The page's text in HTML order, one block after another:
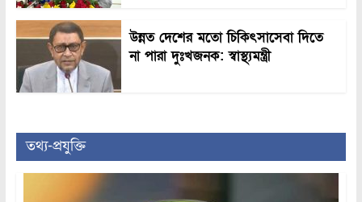
উন্নত দেশের মতো চিকিৎসাসেবা দিতে
না পারা দুঃখজনক: স্বাস্থ্যমন্ত্রী
তথ্য-প্রযুক্তি